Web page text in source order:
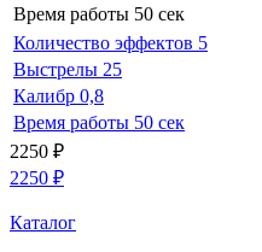
Время работы 50 сек
Количество эффектов 5
Выстрелы 25
Калибр 0,8
Время работы 50 сек
2250 ₽
2250 ₽
Каталог